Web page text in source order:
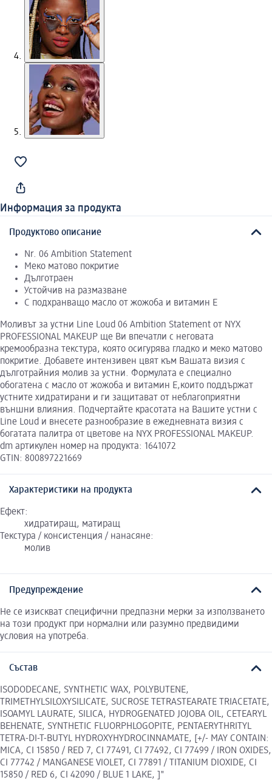
Информация за продукта
Продуктово описание
Nr. 06 Ambition Statement
Меко матово покритие
Дълготраен
Устойчив на размазване
С подхранващо масло от жожоба и витамин Е
Моливът за устни Line Loud 06 Ambition Statement от NYX
PROFESSIONAL MAKEUP ще Ви впечатли с неговата
кремообразна текстура, която осигурява гладко и меко матово
покритие. Добавете интензивен цвят към Вашата визия с
дълготрайния молив за устни. Формулата е специално
обогатена с масло от жожоба и витамин Е,които поддържат
устните хидратирани и ги защитават от неблагоприятни
външни влияния. Подчертайте красотата на Вашите устни с
Line Loud и внесете разнообразие в ежедневната визия с
богатата палитра от цветове на NYX PROFESSIONAL MAKEUP.
dm артикулен номер на продукта: 1641072
GTIN: 800897221669
Характеристики на продукта
Ефект:
хидратиращ, матиращ
Текстура / консистенция / нанасяне:
молив
Предупреждение
Не се изискват специфични предпазни мерки за използването
на този продукт при нормални или разумно предвидими
условия на употреба.
Състав
ISODODECANE, SYNTHETIC WAX, POLYBUTENE,
TRIMETHYLSILOXYSILICATE, SUCROSE TETRASTEARATE TRIACETATE,
ISOAMYL LAURATE, SILICA, HYDROGENATED JOJOBA OIL, CETEARYL
BEHENATE, SYNTHETIC FLUORPHLOGOPITE, PENTAERYTHRITYL
TETRA-DI-T-BUTYL HYDROXYHYDROCINNAMATE, [+/- MAY CONTAIN:
MICA, CI 15850 / RED 7, CI 77491, CI 77492, CI 77499 / IRON OXIDES,
CI 77742 / MANGANESE VIOLET, CI 77891 / TITANIUM DIOXIDE, CI
15850 / RED 6, CI 42090 / BLUE 1 LAKE, ]"